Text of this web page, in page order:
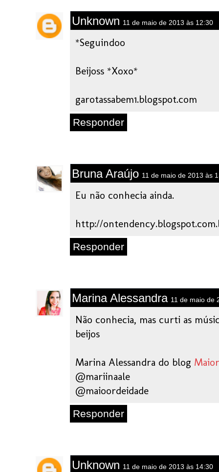
Unknown 11 de maio de 2013 às 12:30
*Seguindoo
Beijoss *Xoxo*
garotassabem1.blogspot.com
Responder
Bruna Araújo 11 de maio de 2013 às
Eu não conhecia ainda.
http://
Responder
Marina Alessandra 11 de maio de
Não conhecia, mas curti as
beijos
Marina Alessandra do blog
@mariinaale
@maioordeidade
Responder
Unknown 11 de maio de 2013 às 14:30